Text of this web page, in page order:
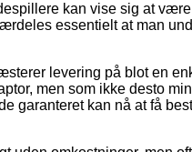
kan vise sig at
essentielt at man
levering på blot en
men som ikke desto
garanteret kan nå at få